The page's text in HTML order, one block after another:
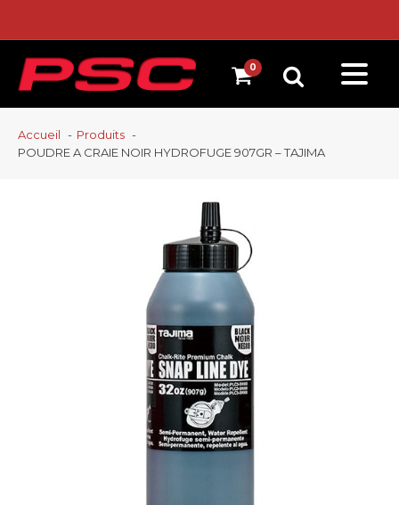
Accueil
Produits
POUDRE A CRAIE NOIR HYDROFUGE 907GR – TAJIMA